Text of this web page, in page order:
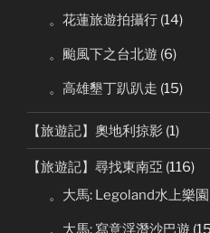
。花蓮旅遊拍攝行 (14)
。颱風下之台北遊 (6)
。高雄墾丁趴趴走 (15)
【旅遊記】奧地利掠影 (1)
【旅遊記】尋找東南亞 (116)
。大馬: Legoland水上樂園
。大馬: 寫意浮潛沙巴遊